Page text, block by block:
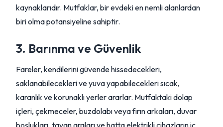
kaynaklarıdır. Mutfaklar, bir evdeki en nemli alanlardan
biri olma potansiyeline sahiptir.
3. Barınma ve Güvenlik
Fareler, kendilerini güvende hissedecekleri,
saklanabilecekleri ve yuva yapabilecekleri sıcak,
karanlık ve korunaklı yerler ararlar. Mutfaktaki dolap
içleri, çekmeceler, buzdolabı veya fırın arkaları, duvar
boşlukları, tavan araları ve hatta elektrikli cihazların iç